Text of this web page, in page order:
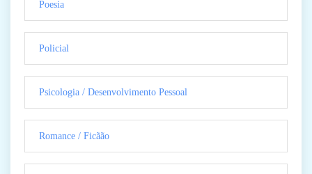
Poesia
Policial
Psicologia / Desenvolvimento Pessoal
Romance / Ficãão